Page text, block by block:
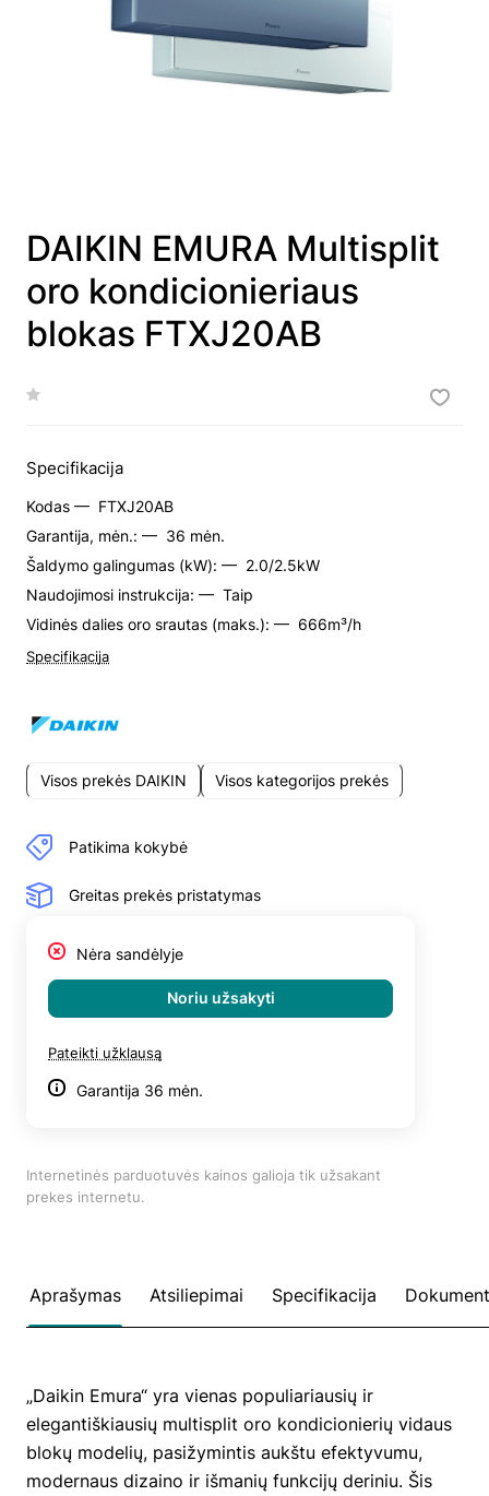
DAIKIN EMURA Multisplit
oro kondicionieriaus
blokas FTXJ20AB
Specifikacija
Kodas — FTXJ20AB
Garantija, mėn.: — 36 mėn.
Šaldymo galingumas (kW): — 2.0/2.5kW
Naudojimosi instrukcija: — Taip
Vidinės dalies oro srautas (maks.): — 666m³/h
Specifikacija
Visos prekės DAIKIN Visos kategorijos prekės
Patikima kokybė
Greitas prekės pristatymas
Nėra sandėlyje
Noriu užsakyti
Pateikti užklausą
Garantija 36 mėn.
Internetinės parduotuvės kainos galioja tik užsakant
prekes internetu.
Aprašymas Atsiliepimai Specifikacija
„Daikin Emura“ yra vienas populiariausių ir
elegantiškiausių multisplit oro kondicionierių vidaus
blokų modelių, pasižymintis aukštu efektyvumu,
modernaus dizaino ir išmanių funkcijų deriniu. Šis